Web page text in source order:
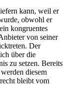
kann, weil er
obwohl er
kongruentes
von seiner
Der
über die
zu setzen. Bereits
diesem
bleibt vom